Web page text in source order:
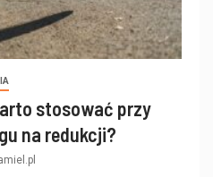
stosować przy
na redukcji?